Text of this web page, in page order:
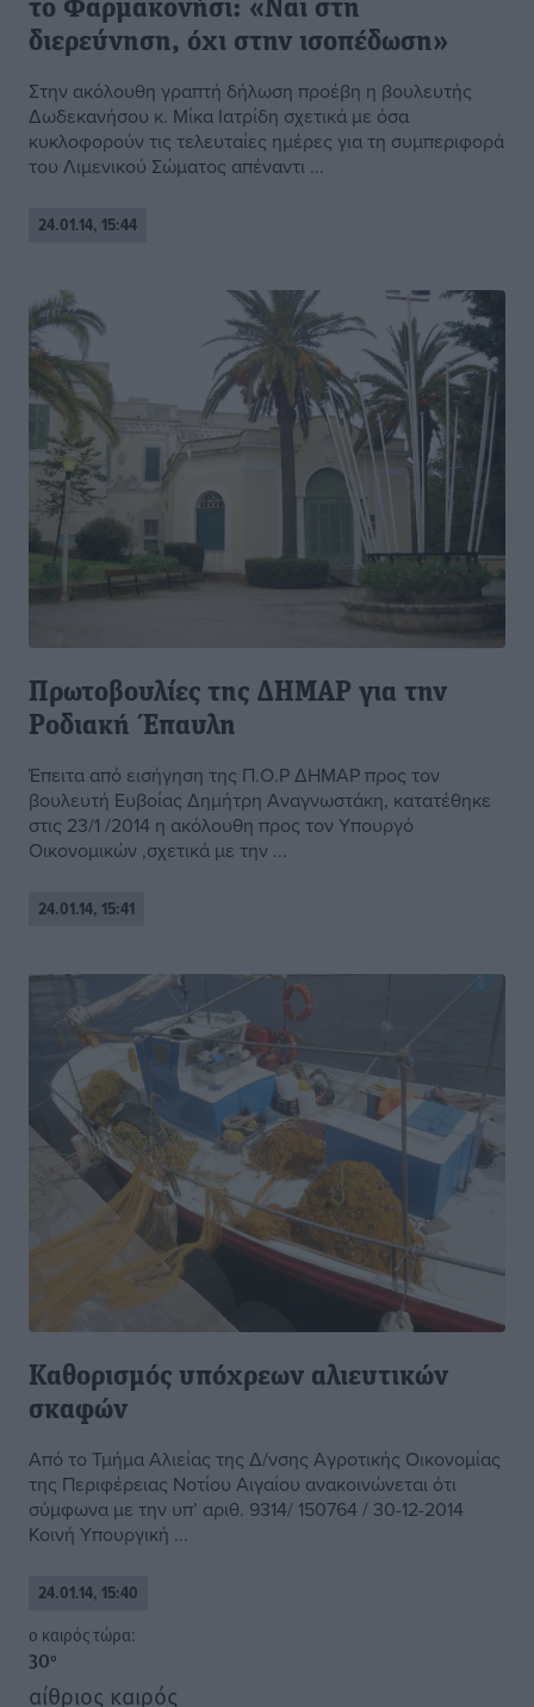
το Φαρμακονήσι: «Ναι στη
διερεύνηση, όχι στην ισοπέδωση»
Στην ακόλουθη γραπτή δήλωση προέβη η βουλευτής
Δωδεκανήσου κ. Μίκα Ιατρίδη σχετικά με όσα
κυκλοφορούν τις τελευταίες ημέρες για τη συμπεριφορά
του Λιμενικού Σώματος απέναντι ...
24.01.14, 15:44
Πρωτοβουλίες της ΔΗΜΑΡ για την
Ροδιακή Έπαυλη
Έπειτα από εισήγηση της Π.Ο.Ρ ΔΗΜΑΡ προς τον
βουλευτή Ευβοίας Δημήτρη Αναγνωστάκη, κατατέθηκε
στις 23/1 /2014 η ακόλουθη προς τον Υπουργό
Οικονομικών ,σχετικά με την ...
24.01.14, 15:41
Kαθορισμός υπόχρεων αλιευτικών
σκαφών
Από το Τμήμα Αλιείας της Δ/νσης Αγροτικής Οικονομίας
της Περιφέρειας Νοτίου Αιγαίου ανακοινώνεται ότι
σύμφωνα με την υπ’ αριθ. 9314/ 150764 / 30-12-2014
Κοινή Υπουργική ...
24.01.14, 15:40
o καιρός τώρα:
30°
αίθριος καιρός